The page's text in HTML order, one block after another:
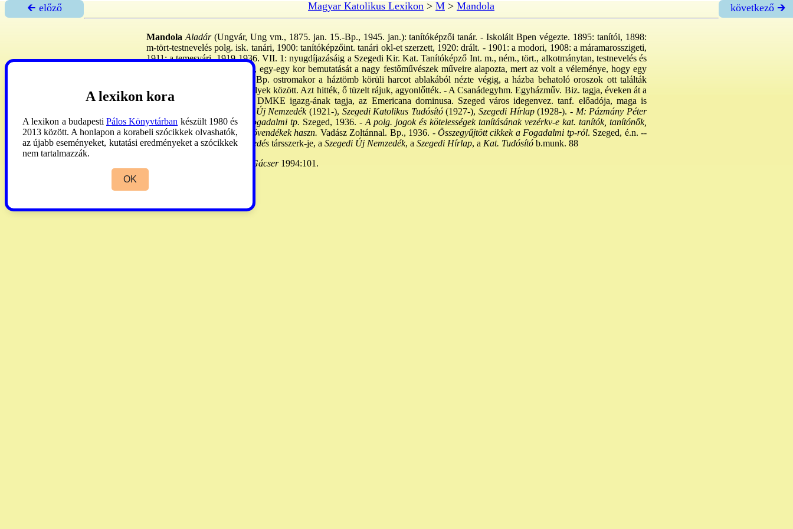
🡰 előző Magyar Katolikus Lexikon> M> Mandola következő 🡲
Mandola Aladár(Ungvár, Ung vm., 1875. jan. 15.-Bp., 1945. jan.): tanítóképzői tanár. - Iskoláit Bpen végezte. 1895: tanítói, 1898:
m-tört-testnevelés polg. isk. tanári, 1900: tanítóképzőint. tanári okl-et szerzett, 1920: drált. - 1901: a modori, 1908: a máramarosszigeti,
1911: a temesvári, 1919-1936. VII. 1: nyugdíjazásáig a Szegedi Kir. Kat. Tanítóképző Int. m., ném., tört., alkotmánytan, testnevelés és
lélektan tanára. A tört. okt-át, egy-egy kor bemutatását a nagy festőművészek műveire alapozta, mert az volt a véleménye, hogy egy
tört. kép sűrített történelem. Bp. ostromakor a háztömb körüli harcot ablakából nézte végig, a házba behatoló oroszok ott találták
szobájában kilőtt töltényhüvelyek között. Azt hitték, ő tüzelt rájuk, agyonlőtték. - A Csanádegyhm. Egyházműv. Biz. tagja, éveken át a
Szegedi Kat. Kör titkára, a DMKE igazg-ának tagja, az Emericana dominusa. Szeged város idegenvez. tanf. előadója, maga is
Szegedi Új Nemzedék (1921-), Szegedi Katolikus Tudósító(1927-), Szegedi Hírlap(1928-). - M: Pázmány Péter
stílusa.H.é.n. -A szegedi Fogadalmi tp. Szeged, 1936. -A polg. jogok és kötelességek tanításának vezérkv-e kat. tanítók, tanítónők,
valamint tanítónőképzőint. növendékek haszn. Vadász Zoltánnal. Bp., 1936. -Összegyűjtött cikkek a Fogadalmi tp-ról. Szeged, é.n. --
1921-1927. XII: aKath. Ébredés társszerk-je, a Szegedi Új Nemzedék, a Szegedi Hírlap, a Kat. Tudósító b.munk. 88
Csillik-Gácser 1994:101.
A lexikon kora
A lexikon a budapesti Pálos Könyvtárban készült 1980 és
2013 között. A honlapon a korabeli szócikkek olvashatók,
az újabb eseményeket, kutatási eredményeket a szócikkek
nem tartalmazzák.
OK